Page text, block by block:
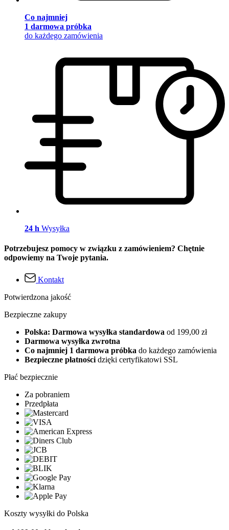
Co najmniej
1 darmowa próbka
do każdego zamówienia
24 h Wysyłka
Potrzebujesz pomocy w związku z zamówieniem? Chętnie
odpowiemy na Twoje pytania.
Kontakt
Potwierdzona jakość
Bezpieczne zakupy
Polska: Darmowa wysyłka standardowa od 199,00 zł
Darmowa wysyłka zwrotna
Co najmniej 1 darmowa próbka do każdego zamówienia
Bezpieczne płatności dzięki certyfikatowi SSL
Płać bezpiecznie
Za pobraniem
Przedpłata
Koszty wysyłki do Polska